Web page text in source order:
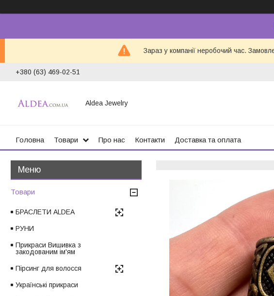
Зараз у компанії неробочий час.
+380 (63) 469-02-51
Aldea Jewelry
Головна Товари Про нас Контакти Доставка та оплата
Товари
БРАСЛЕТИ ALDEA
РУНИ
Прикраси Вишивка з
закодованим ім'ям
Пірсинг для волосся
Українські прикраси